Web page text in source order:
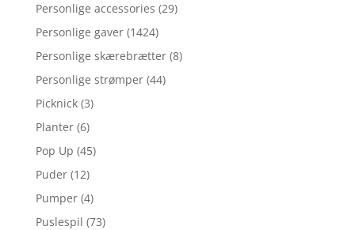
Personlige accessories (29)
Personlige gaver (1424)
Personlige skærebrætter (8)
Personlige strømper (44)
Picknick (3)
Planter (6)
Pop Up (45)
Puder (12)
Pumper (4)
Puslespil (73)